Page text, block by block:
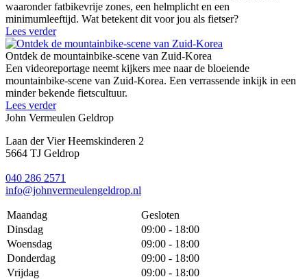
waaronder fatbikevrije zones, een helmplicht en een
minimumleeftijd. Wat betekent dit voor jou als fietser?
Lees verder
Ontdek de mountainbike-scene van Zuid-Korea
Een videoreportage neemt kijkers mee naar de bloeiende
mountainbike-scene van Zuid-Korea. Een verrassende inkijk in een
minder bekende fietscultuur.
Lees verder
John Vermeulen Geldrop
Laan der Vier Heemskinderen 2
5664 TJ Geldrop
040 286 2571
info@johnvermeulengeldrop.nl
Maandag
Gesloten
Dinsdag
09:00 - 18:00
Woensdag
09:00 - 18:00
Donderdag
09:00 - 18:00
Vrijdag
09:00 - 18:00